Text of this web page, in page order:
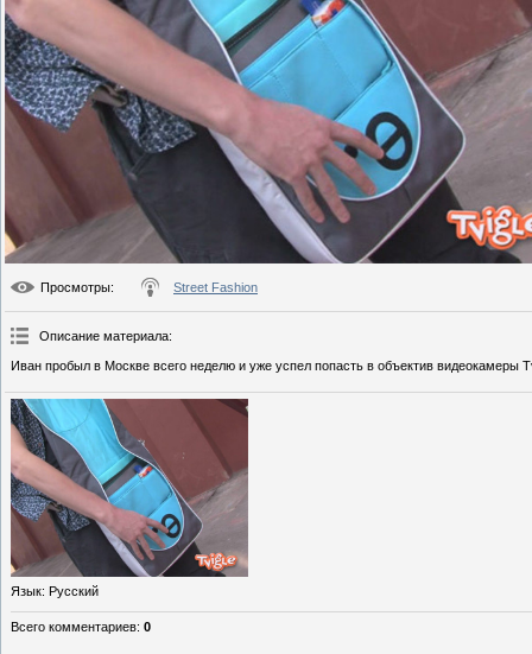
Просмотры: Street Fashion
Описание материала:
Иван пробыл в Москве всего неделю и уже успел попасть в объектив видеокамеры
Язык: Русский
Всего комментариев: 0